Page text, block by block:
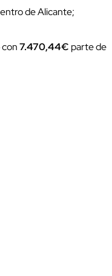
de Alicante;
7.470,44€ parte de